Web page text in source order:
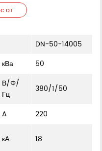
от
DN-50-14005
кВа 50
В/Φ/
Гц
380/1/50
A
220
кА 18